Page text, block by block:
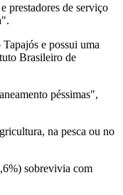
prestadores de serviço
e possui uma
Brasileiro de
péssimas",
na pesca ou no
sobrevivia com